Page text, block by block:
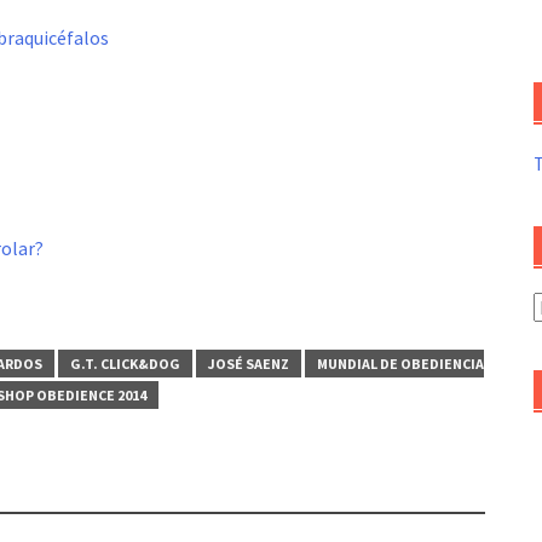
G.T. CLICK&DOG JOSÉ SAENZ
MUNDIAL DE OBEDIENCIA
OBEDIENCE 2014